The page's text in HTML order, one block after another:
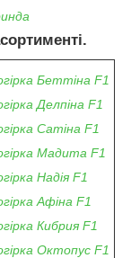
Беттіна F1
Делпіна F1
Сатіна F1
Мадита F1
Надія F1
Афіна F1
Кибрия F1
Октопус F1